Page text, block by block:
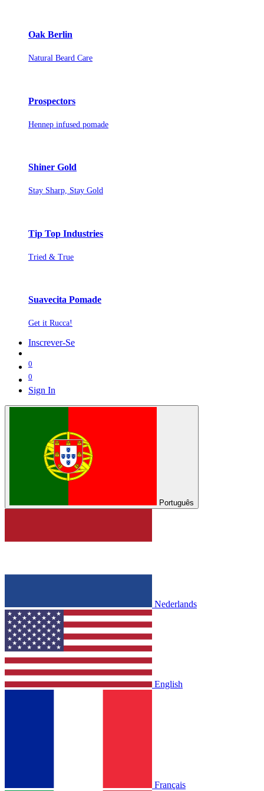
Oak Berlin
Natural Beard Care
Prospectors
Hennep infused pomade
Shiner Gold
Stay Sharp, Stay Gold
Tip Top Industries
Tried & True
Suavecita Pomade
Get it Rucca!
Inscrever-Se
0
0
Sign In
Português
Nederlands
English
Français